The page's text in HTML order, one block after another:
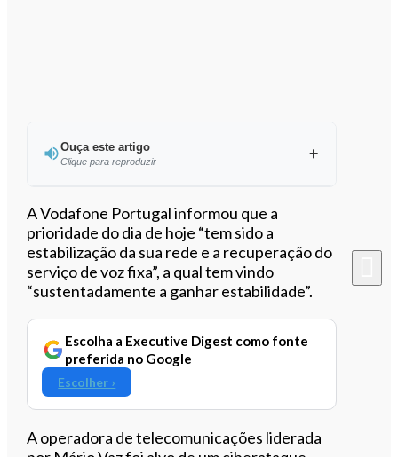
Ouça este artigo
Clique para reproduzir
Ouvir este artigo
A Vodafone Portugal informou que a
prioridade do dia de hoje “tem sido a
estabilização da sua rede e a recuperação do
serviço de voz fixa”, a qual tem vindo
“sustentadamente a ganhar estabilidade”.
Escolha a Executive Digest como fonte
preferida no Google
Escolher ›
A operadora de telecomunicações liderada